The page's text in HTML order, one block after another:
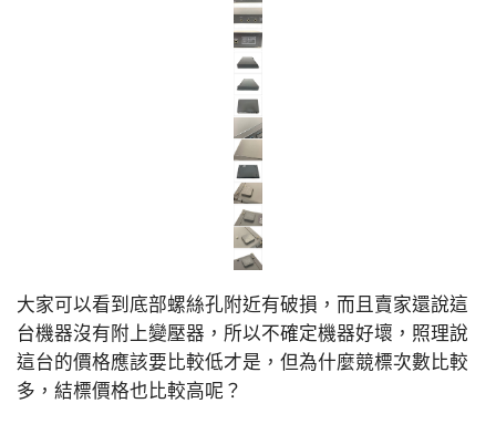
大家可以看到底部螺絲孔附近有破損，而且賣家還說這
台機器沒有附上變壓器，所以不確定機器好壞，照理說
這台的價格應該要比較低才是，但為什麼競標次數比較
多，結標價格也比較高呢？